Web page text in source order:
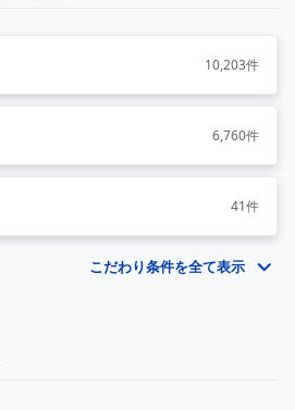
10,203件
6,760件
41件
こだわり条件を全て表示